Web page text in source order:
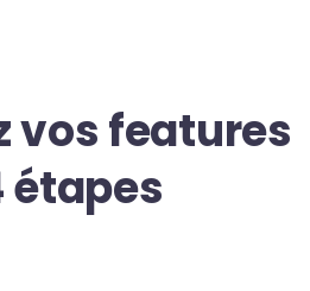
vos features
étapes